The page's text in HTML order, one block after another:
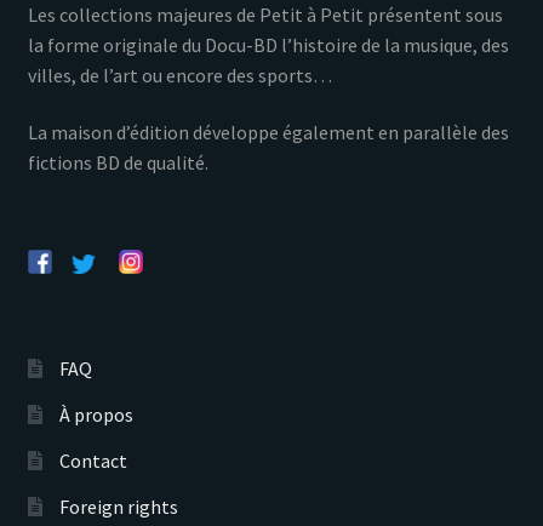
Les collections majeures de Petit à Petit présentent sous
la forme originale du Docu-BD l’histoire de la musique, des
villes, de l’art ou encore des sports…
La maison d’édition développe également en parallèle des
fictions BD de qualité.
FAQ
À propos
Contact
Foreign rights